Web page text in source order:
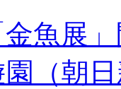
金魚展
（朝